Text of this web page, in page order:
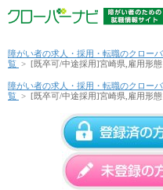
障がい者の求人・採用・転職のクロー
覧 > [既卒可/中途採用]宮崎県,雇用形
障がい者の求人・採用・転職のクロー
覧 > [既卒可/中途採用]宮崎県,雇用形